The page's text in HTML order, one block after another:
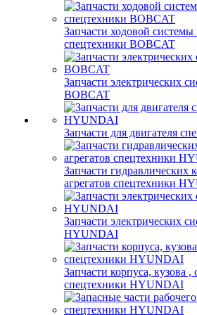
Запчасти ходовой системы
спецтехники BOBCAT
Запчасти электрических
BOBCAT
Запчасти для двигателя
Запчасти гидравлических
агрегатов спецтехники
Запчасти электрических
HYUNDAI
Запчасти корпуса, кузова ,
спецтехники HYUNDAI